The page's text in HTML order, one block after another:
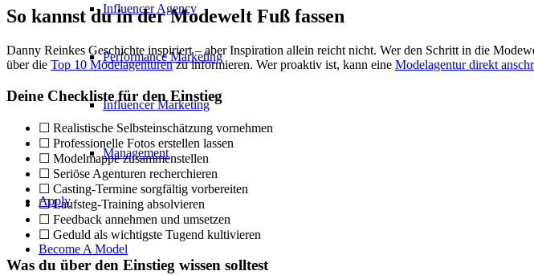
Influencer Agency
Performance Marketing
Influencer Marketing
Management
Apply
Become A Model
So kannst du in der Modewelt Fuß fassen
Danny Reinkes Geschichte inspiriert – aber Inspiration allein reicht nicht. Wer den Schritt in die
über die Top 10 Modelagenturenzu informieren. Wer proaktiv ist, kann eine Modelagentur direkt
Deine Checkliste für den Einstieg
☐ Realistische Selbsteinschätzung vornehmen
☐ Professionelle Fotos erstellen lassen
☐ Modelmappe zusammenstellen
☐ Seriöse Agenturen recherchieren
☐ Casting-Termine sorgfältig vorbereiten
☐ Laufsteg-Training absolvieren
☐ Feedback annehmen und umsetzen
☐ Geduld als wichtigste Tugend kultivieren
Was du über den Einstieg wissen solltest